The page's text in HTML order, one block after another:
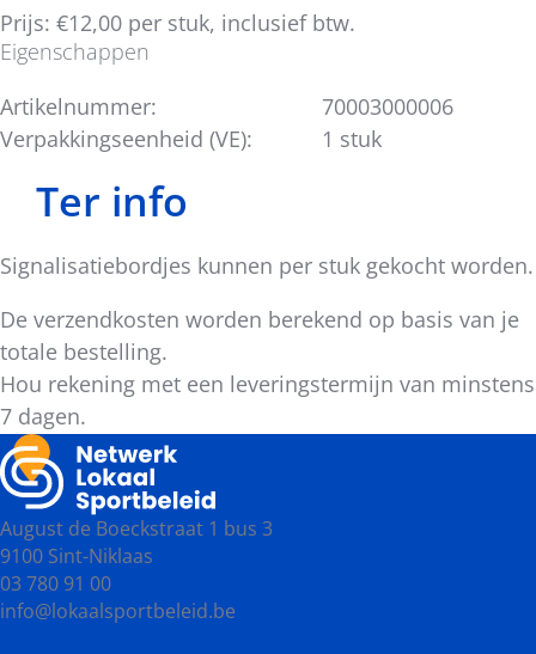
Prijs: €12,00 per stuk, inclusief btw.
Eigenschappen
Artikelnummer:
70003000006
Verpakkingseenheid (VE):
1 stuk
Ter info
Signalisatiebordjes kunnen per stuk gekocht worden.
De verzendkosten worden berekend op basis van je
totale bestelling.
Hou rekening met een leveringstermijn van minstens
7 dagen.
August de Boeckstraat 1 bus 3
9100 Sint-Niklaas
03 780 91 00
info@lokaalsportbeleid.be